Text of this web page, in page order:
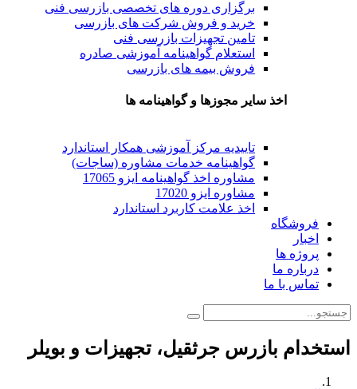
برگزاری دوره های تخصصی بازرسی فنی
خرید و فروش شرکت های بازرسی
تامین تجهیزات بازرسی فنی
استعلام گواهینامه آموزشی صادره
فروش بیمه های بازرسی
اخذ سایر مجوزها و گواهینامه ها
تاییدیه مرکز آموزشی همکار استاندارد
گواهینامه خدمات مشاوره (ساجات)
مشاوره اخذ گواهینامه ایزو 17065
مشاوره ایزو 17020
اخذ علامت کاربرد استاندارد
فروشگاه
اخبار
پروژه ها
درباره ما
تماس با ما
استخدام بازرس جرثقیل، تجهیزات و بویلر